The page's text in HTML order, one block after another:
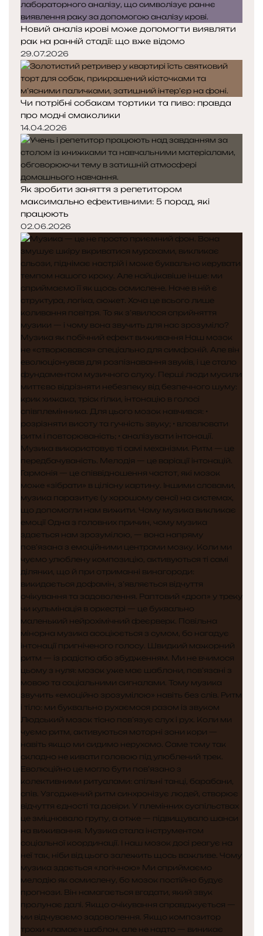
Новий аналіз крові може допомогти виявляти
рак на ранній стадії: що вже відомо
29.07.2026
Чи потрібні собакам тортики та пиво: правда
про модні смаколики
14.04.2026
Як зробити заняття з репетитором
максимально ефективними: 5 порад, які
працюють
02.06.2026